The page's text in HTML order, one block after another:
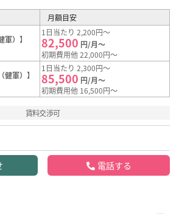
月額目安
）】
1日当たり 2,200円～
82,500 円/月～
初期費用他 22,000円～
軍）】
1日当たり 2,300円～
85,500 円/月～
初期費用他 16,500円～
賃料交渉可
電話する